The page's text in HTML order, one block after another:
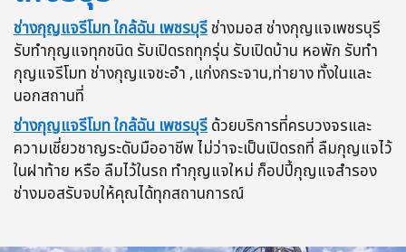
ช่างกุญแจรีโมท ใกล้ฉัน เพชรบุรีช่างมอส ช่างกุญแจเพชรบุรี
รับทำกุญแจทุกชนิด รับเปิดรถทุกรุ่น รับเปิดบ้าน หอพัก รับทำ
กุญแจรีโมท ช่างกุญแจชะอำ ,แก่งกระจาน,ท่ายาง ทั้งในและ
นอกสถานที่
ช่างกุญแจรีโมท ใกล้ฉัน เพชรบุรีด้วยบริการที่ครบวงจรและ
ความเชี่ยวชาญระดับมืออาชีพ ไม่ว่าจะเป็นเปิดรถที่ ลืมกุญแจไว้
ในฝาท้าย หรือ ลืมไว้ในรถ ทำกุญแจใหม่ ก็อปปี้กุญแจสำรอง
ช่างมอสรับจบให้คุณได้ทุกสถานการณ์